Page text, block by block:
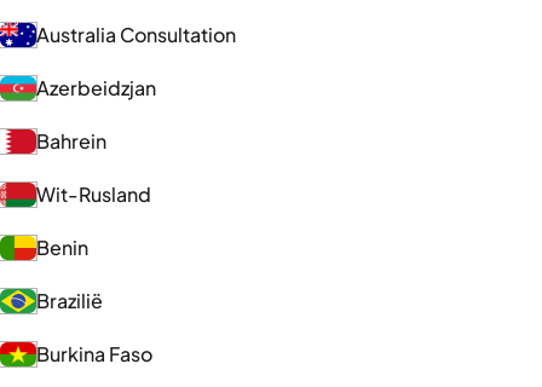
Australia Consultation
Azerbeidzjan
Bahrein
Wit-Rusland
Benin
Brazilië
Burkina Faso